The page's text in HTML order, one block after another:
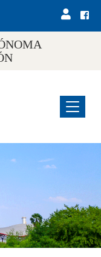
Menu